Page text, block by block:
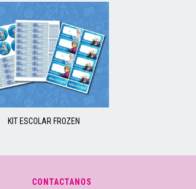
KIT ESCOLAR FROZEN
CONTACTANOS